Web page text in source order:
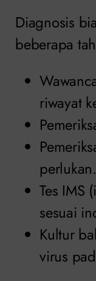
Diagnosis
beberapa
riwayat
perlukan.
Tes IMS
sesuai
Kultur
virus